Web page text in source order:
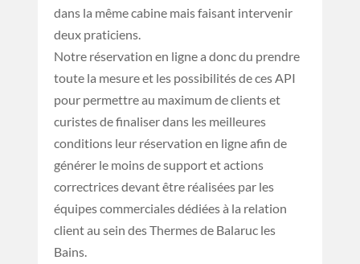
dans la même cabine mais faisant intervenir
deux praticiens.
Notre réservation en ligne a donc du prendre
toute la mesure et les possibilités de ces API
pour permettre au maximum de clients et
curistes de finaliser dans les meilleures
conditions leur réservation en ligne afin de
générer le moins de support et actions
correctrices devant être réalisées par les
équipes commerciales dédiées à la relation
client au sein des Thermes de Balaruc les
Bains.